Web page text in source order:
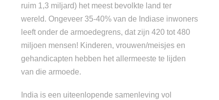
ruim 1,3 miljard) het meest bevolkte land ter
wereld. Ongeveer 35-40% van de Indiase inwoners
leeft onder de armoedegrens, dat zijn 420 tot 480
miljoen mensen! Kinderen, vrouwen/meisjes en
gehandicapten hebben het allermeeste te lijden
van die armoede.
India is een uiteenlopende samenleving vol